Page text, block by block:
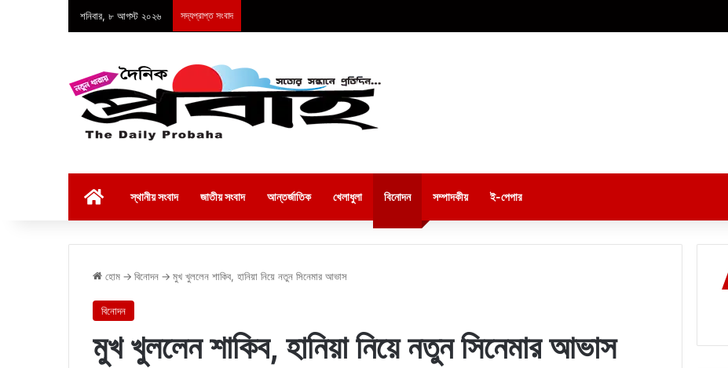
শনিবার, ৮ আগস্ট ২০২৬ সদ্যপ্রাপ্ত সংবাদ
স্থানীয় সংবাদ জাতীয় সংবাদ আন্তর্জাতিক খেলাধুলা বিনোদন সম্পাদকীয় ই-পেপার
হোম → বিনোদন → মুখ খুললেন শাকিব, হানিয়া নিয়ে নতুন সিনেমার আভাস
বিনোদন
মুখ খুললেন শাকিব, হানিয়া নিয়ে নতুন সিনেমার আভাস